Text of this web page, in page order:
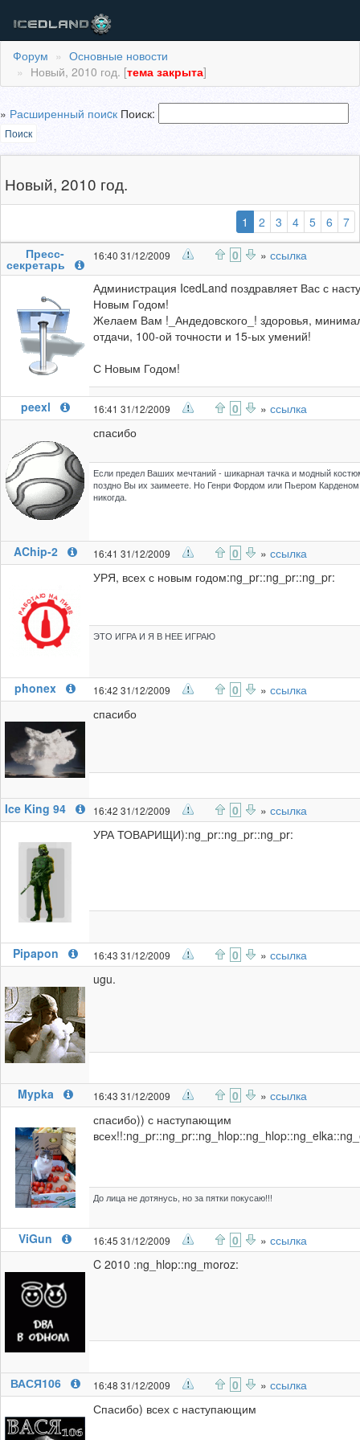
Форум
Основные новости
Новый, 2010 год. [тема закрыта]
» Расширенный поиcк Поиск:
Поиск
Новый, 2010 год.
1 (выбранная)
2 3 4 5 6
7
Пресс-
секретарь
16:40 31/12/2009 0 » ссылка
Администрация IcedLand поздравляет Вас с
Новым Годом!
Желаем Вам !_Андедовского_! здоровья,
отдачи, 100-ой точности и 15-ых умений!
С Новым Годом!
peexl 16:41 31/12/2009 0 » ссылка
спасибо
Если предел Ваших мечтаний - шикарная тачка и модный
поздно Вы их заимеете. Но Генри Фордом или Пьером Карденом
никогда.
AChip-2 16:41 31/12/2009 0 » ссылка
УРЯ, всех с новым годом:ng_pr::ng_pr::ng_pr:
ЭТО ИГРА И Я В НЕЕ ИГРАЮ
phonex 16:42 31/12/2009 0 » ссылка
спасибо
Ice King 94 16:42 31/12/2009 0 » ссылка
УРА ТОВАРИЩИ):ng_pr::ng_pr::ng_pr:
Pipapon 16:43 31/12/2009 0 » ссылка
ugu.
Mypka 16:43 31/12/2009 0 » ссылка
спасибо)) с наступающим
До лица не дотянусь, но за пятки покусаю!!!
ViGun 16:45 31/12/2009 0 » ссылка
C 2010 :ng_hlop::ng_moroz:
ВАСЯ106 16:48 31/12/2009 0 » ссылка
Спасибо) всех с наступающим